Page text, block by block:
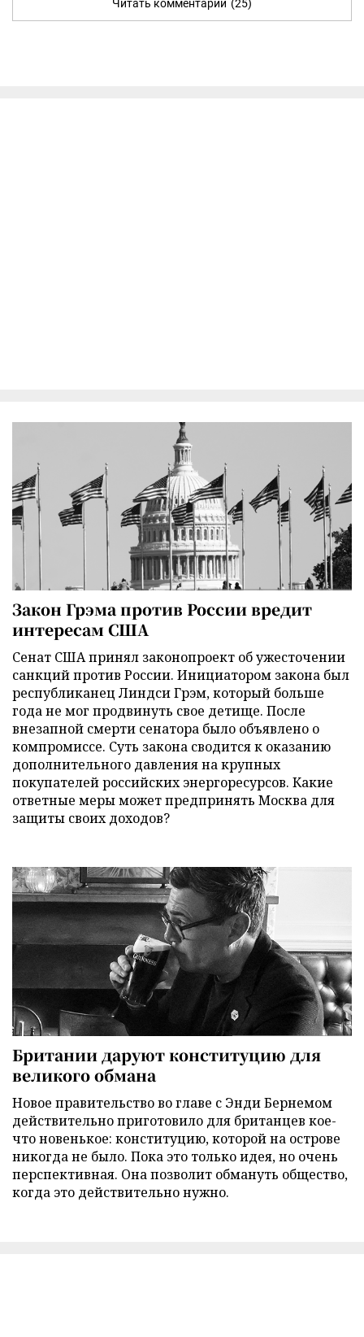
Читать комментарии (25)
Закон Грэма против России вредит
интересам США
Сенат США принял законопроект об ужесточении
санкций против России. Инициатором закона был
республиканец Линдси Грэм, который больше
года не мог продвинуть свое детище. После
внезапной смерти сенатора было объявлено о
компромиссе. Суть закона сводится к оказанию
дополнительного давления на крупных
покупателей российских энергоресурсов. Какие
ответные меры может предпринять Москва для
защиты своих доходов?
Британии даруют конституцию для
великого обмана
Новое правительство во главе с Энди Бернемом
действительно приготовило для британцев кое-
что новенькое: конституцию, которой на острове
никогда не было. Пока это только идея, но очень
перспективная. Она позволит обмануть общество,
когда это действительно нужно.